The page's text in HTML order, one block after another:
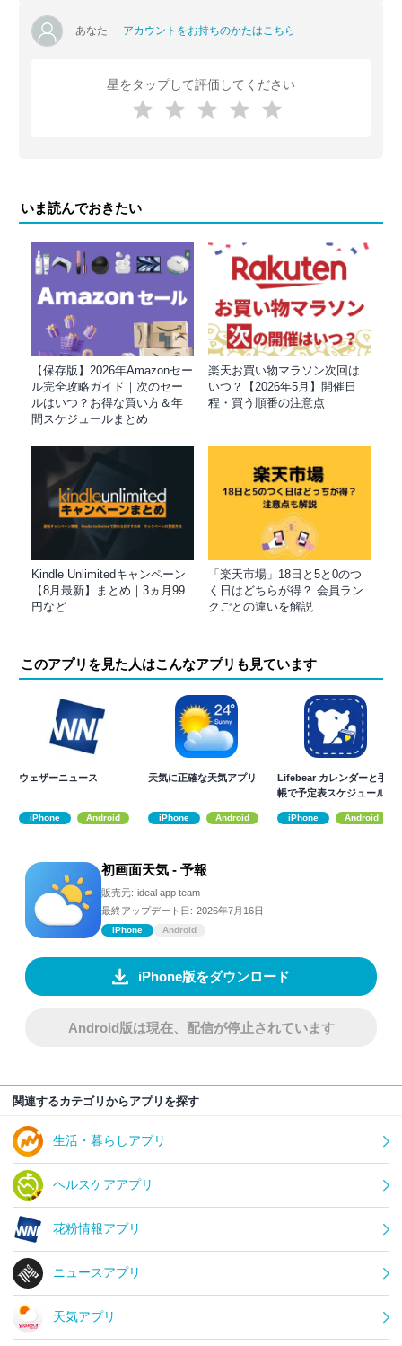
あなた アカウントをお持ちのかたはこちら
星をタップして評価してください
いま読んでおきたい
【保存版】2026年Amazonセー
ル完全攻略ガイド｜次のセー
ルはいつ？お得な買い方＆年
間スケジュールまとめ
楽天お買い物マラソン次回は
いつ？【2026年5月】開催日
程・買う順番の注意点
Kindle Unlimitedキャンペーン
【8月最新】まとめ｜3ヵ月99
円など
「楽天市場」18日と5と0のつ
く日はどちらが得？ 会員ラン
クごとの違いを解説
このアプリを見た人はこんなアプリも見ています
ウェザーニュース
iPhone Android
天気に正確な天気アプリ
iPhone Android
Lifebear カレンダーと手
帳で予定表スケジュール
iPhone Android
初画面天気 - 予報
販売元: ideal app team
最終アップデート日: 2026年7月16日
iPhone Android
iPhone版をダウンロード
Android版は現在、配信が停止されています
関連するカテゴリからアプリを探す
生活・暮らしアプリ
ヘルスケアアプリ
花粉情報アプリ
ニュースアプリ
天気アプリ